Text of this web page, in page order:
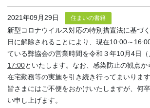
2021年09月29日 住まいの書籍
新型コロナウイルス対応の特別措置法に基づ
日に解除されることにより、現在10:00～
ている弊協会の営業時間を令和３年10月4日（
17:00といたします。なお、感染防止の観点か
在宅勤務等の実施を引き続き行ってまいります
皆さまにはご不便をおかけいたしますが、何
い申し上げます。